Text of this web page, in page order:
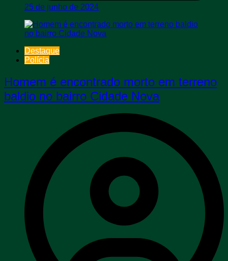
25 de junho de 2024
Destaque
Polícia
Homem é encontrado morto em terreno
baldio no bairro Cidade Nova